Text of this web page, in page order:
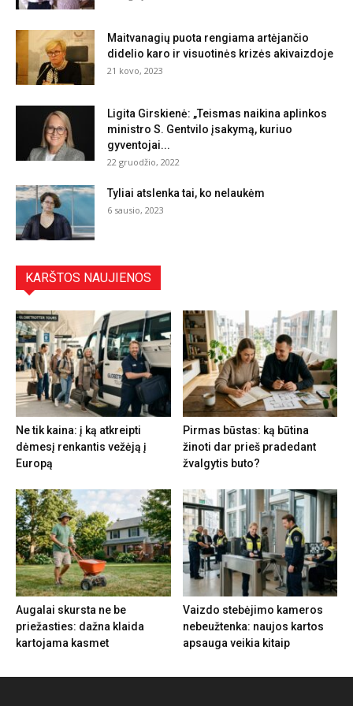
Maitvanagių puota rengiama artėjančio
didelio karo ir visuotinės krizės akivaizdoje
21 kovo, 2023
Ligita Girskienė: „Teismas naikina aplinkos
ministro S. Gentvilo įsakymą, kuriuo
gyventojai...
22 gruodžio, 2022
Tyliai atslenka tai, ko nelaukėm
6 sausio, 2023
KARŠTOS NAUJIENOS
Ne tik kaina: į ką atkreipti
dėmesį renkantis vežėją į
Europą
Pirmas būstas: ką būtina
žinoti dar prieš pradedant
žvalgytis buto?
Augalai skursta ne be
priežasties: dažna klaida
kartojama kasmet
Vaizdo stebėjimo kameros
nebeužtenka: naujos kartos
apsauga veikia kitaip